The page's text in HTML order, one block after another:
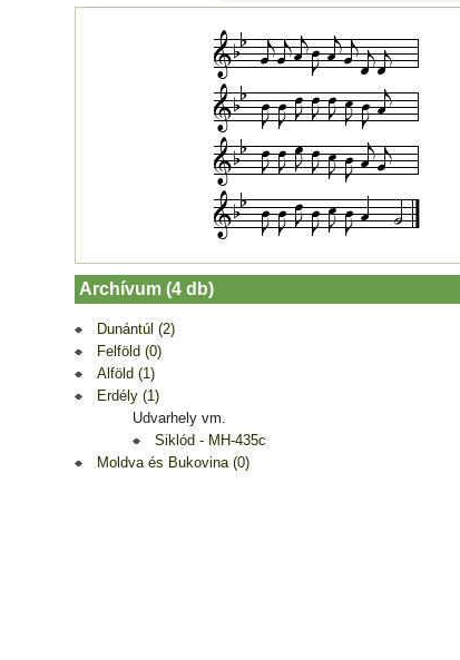
Archívum (4 db)
Dunántúl (2)
Felföld (0)
Alföld (1)
Erdély (1)
Udvarhely vm.
Siklód - MH-435c
Moldva és Bukovina (0)